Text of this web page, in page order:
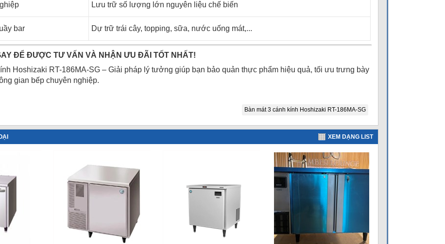
Lưu trữ số lượng lớn nguyên liệu chế biến
bar Dự trữ trái cây, topping, sữa, nước uống mát,...
ĐỂ ĐƯỢC TƯ VẤN VÀ NHẬN ƯU ĐÃI TỐT NHẤT!
Hoshizaki RT-186MA-SG – Giải pháp lý tưởng giúp bạn bảo quản thực phẩm hiệu quả, tối ưu trưng bày
gian bếp chuyên nghiệp.
Bàn mát 3 cánh kính Hoshizaki RT-186MA-SG
XEM DẠNG LIST